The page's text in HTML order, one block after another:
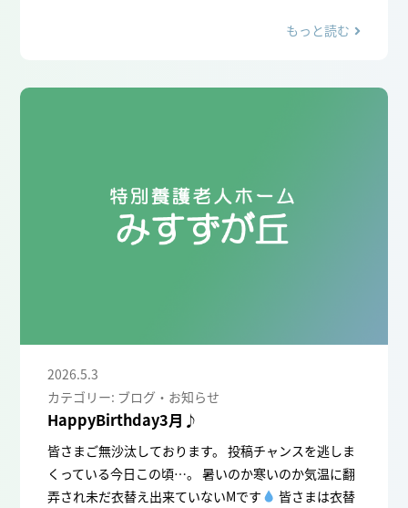
もっと読む
HappyBirthday3月♪
皆さまご無沙汰しております。 投稿チャンスを逃しま
くっている今日この頃…。 暑いのか寒いのか気温に翻
弄され未だ衣替え出来ていないMです
皆さまは衣替
2026.5.3
カテゴリー: ブログ・お知らせ